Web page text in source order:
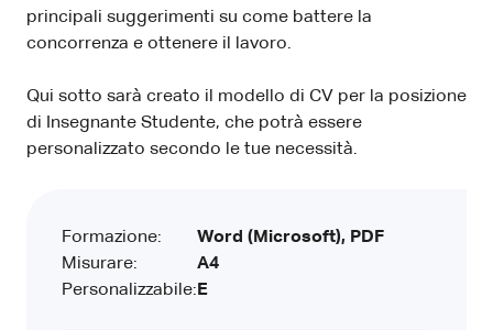
principali suggerimenti su come battere la
concorrenza e ottenere il lavoro.
Qui sotto sarà creato il modello di CV per la posizione
di Insegnante Studente, che potrà essere
personalizzato secondo le tue necessità.
Formazione:
Misurare:
Personalizzabile:
Word (Microsoft), PDF
A4
E